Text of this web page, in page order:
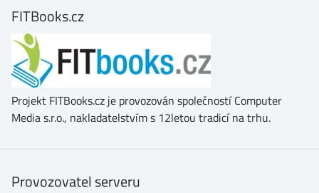
FITBooks.cz
Projekt FITBooks.cz je provozován společností Computer
Media s.r.o., nakladatelstvím s 12letou tradicí na trhu.
Provozovatel serveru